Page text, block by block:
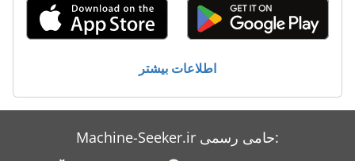
اطلاعات بیشتر
Machine-Seeker.ir حامی رسمی: